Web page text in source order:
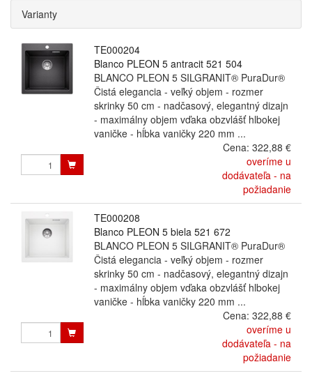
Varianty
TE000204
Blanco PLEON 5 antracit 521 504
BLANCO PLEON 5 SILGRANIT® PuraDur®
Čistá elegancia - veľký objem - rozmer
skrinky 50 cm - nadčasový, elegantný dizajn
- maximálny objem vďaka obzvlášť hlbokej
vaničke - hĺbka vaničky 220 mm ...
Cena: 322,88 €
overíme u
dodávateľa - na
požiadanie
TE000208
Blanco PLEON 5 biela 521 672
BLANCO PLEON 5 SILGRANIT® PuraDur®
Čistá elegancia - veľký objem - rozmer
skrinky 50 cm - nadčasový, elegantný dizajn
- maximálny objem vďaka obzvlášť hlbokej
vaničke - hĺbka vaničky 220 mm ...
Cena: 322,88 €
overíme u
dodávateľa - na
požiadanie